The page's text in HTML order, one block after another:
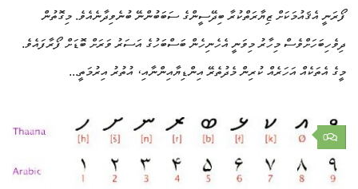
ފޯރަނީ އެޤައުމަކަށް ޒިޔާރަތްކުރާ ބިދޭސީންގެ ސަބަބުންނޭ ބުނެވިދާނެއެވެ. މިގޮތުން
ދިވެހިބަހަށްވެސް މިހާރު މިވަނީ އެހެނިހެން ބަސްބަހުގެ އަސަރު ވަރަށް ބޮޑަށް ފޯރާފައެވެ.
މީގެ އެތަކެއް އަހަރެއް ކުރިން މެދުތެރޭ އިންޑިޔާއިންނާއި، އުތުރު އިރުމަތީ...
0